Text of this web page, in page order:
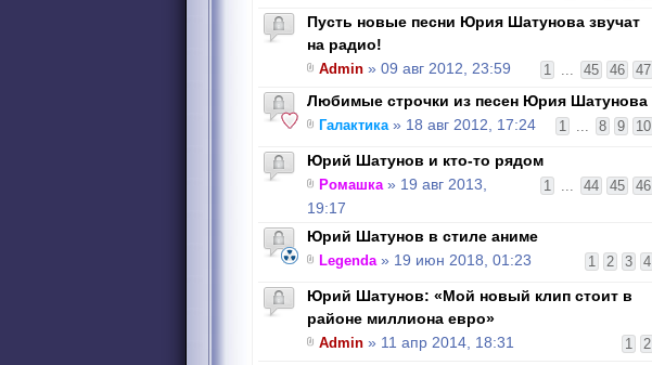
Пусть новые песни Юрия Шатунова звучат
на радио!
1 ... 45 46 47
Admin » 09 авг 2012, 23:59
Любимые строчки из песен Юрия Шатунова
1 ... 8 9 10
Галактика» 18 авг 2012, 17:24
Юрий Шатунов и кто-то рядом
1 ... 44 45 46
Ромашка» 19 авг 2013,
19:17
Юрий Шатунов в стиле аниме
1 2 3 4
Legenda» 19 июн 2018, 01:23
Юрий Шатунов: «Мой новый клип стоит в
районе миллиона евро»
1 2
Admin » 11 апр 2014, 18:31